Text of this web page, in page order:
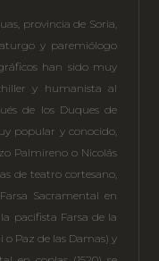
provincia de Soria,
y paremiólogo
han sido muy
y humanista al
de los Duques de
popular y conocido,
Palmireno o Nicolás
de teatro cortesano,
Sacramental en
pacifista Farsa de la
o Paz de las Damas) y